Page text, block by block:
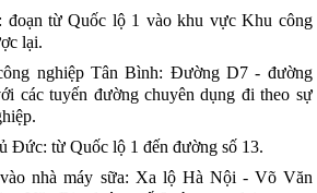
từ Quốc lộ 1 vào khu vực Khu công
lại.
nghiệp Tân Bình: Đường D7 - đường
các tuyến đường chuyên dụng đi theo sự
Đức: từ Quốc lộ 1 đến đường số 13.
nhà máy sữa: Xa lộ Hà Nội - Võ Văn